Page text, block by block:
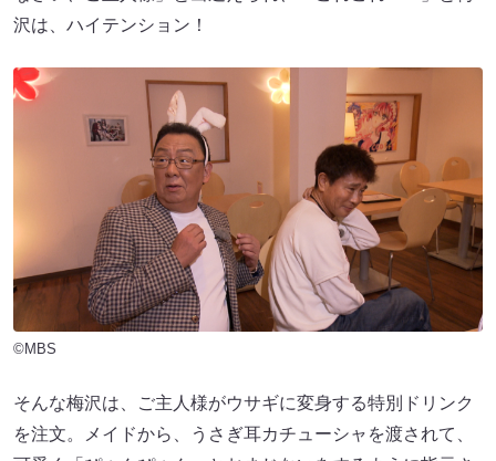
沢は、ハイテンション！
©MBS
そんな梅沢は、ご主人様がウサギに変身する特別ドリンク
を注文。メイドから、うさぎ耳カチューシャを渡されて、